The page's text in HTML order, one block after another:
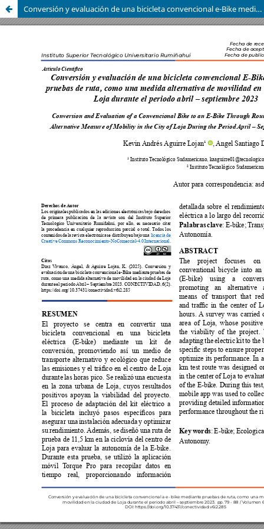
Conversión y evaluación de una bicicleta convencional e-Bike mediante pruebas de ruta, como una medida alternativa de movilidad en la ciudad de Loja durante el periodo abril – septiembre 2023